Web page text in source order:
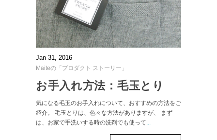
Jan 31, 2016
Maiteの「プロダクト ストーリー」
お手入れ方法：毛玉とり
気になる毛玉のお手入れについて、おすすめの方法をご
紹介。 毛玉とりは、色々な方法がありますが、 まず
は、お家で手洗いする時の洗剤でも使って...